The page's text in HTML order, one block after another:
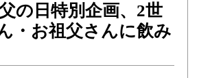
の日特別企画、2世
・お祖父さんに飲み